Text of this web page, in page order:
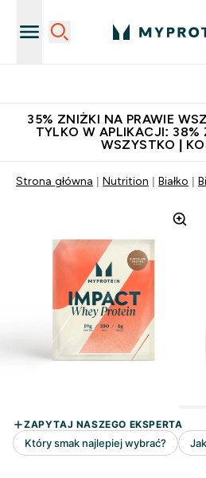
35% ZNIŻKI NA PRAWIE
TYLKO W APLIKACJI: 38%
WSZYSTKO |
Strona główna Nutrition Białko